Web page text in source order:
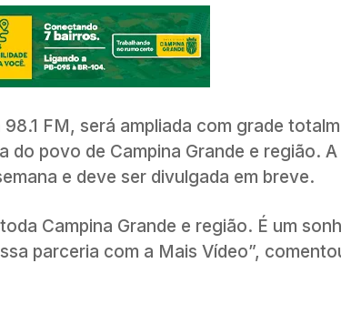
FM, será ampliada com grade
povo de Campina Grande e região. A
e deve ser divulgada em breve.
Campina Grande e região. É um
parceria com a Mais Vídeo”,